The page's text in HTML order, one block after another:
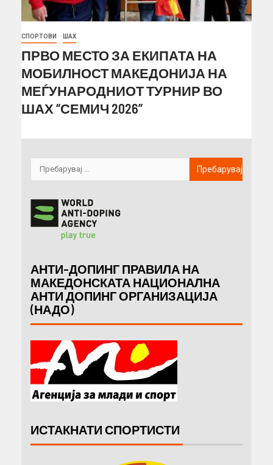
СПОРТОВИ ШАХ
ПРВО МЕСТО ЗА ЕКИПАТА НА
МОБИЛНОСТ МАКЕДОНИЈА НА
МЕЃУНАРОДНИОТ ТУРНИР ВО
ШАХ “СЕМИЧ 2026”
АНТИ-ДОПИНГ ПРАВИЛА НА
МАКЕДОНСКАТА НАЦИОНАЛНА
АНТИ ДОПИНГ ОРГАНИЗАЦИЈА
(НАДО)
ИСТАКНАТИ СПОРТИСТИ